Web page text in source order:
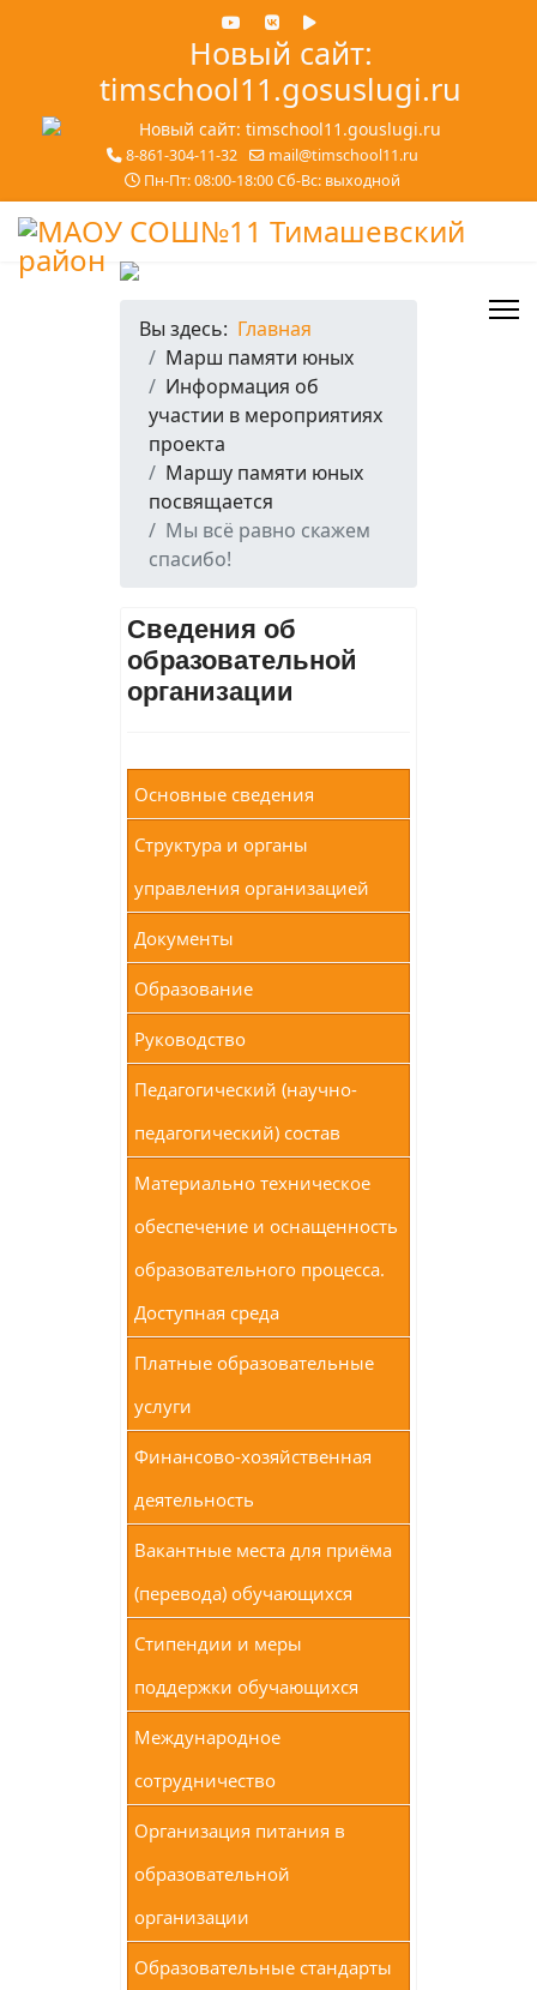
Новый сайт:
timschool11.gosuslugi.ru
8-861-304-11-32
mail@timschool11.ru
Пн-Пт: 08:00-18:00 Сб-Вс: выходной
Вы здесь: Главная
Марш памяти юных
Информация об
участии в мероприятиях
проекта
Маршу памяти юных
посвящается
Мы всё равно скажем
спасибо!
Сведения об
образовательной
организации
Основные сведения
Структура и органы
управления организацией
Документы
Образование
Руководство
Педагогический (научно-
педагогический) состав
Материально техническое
обеспечение и оснащенность
образовательного процесса.
Доступная среда
Платные образовательные
услуги
Финансово-хозяйственная
деятельность
Вакантные места для приёма
(перевода) обучающихся
Стипендии и меры
поддержки обучающихся
Международное
сотрудничество
Организация питания в
образовательной
организации
Образовательные стандарты